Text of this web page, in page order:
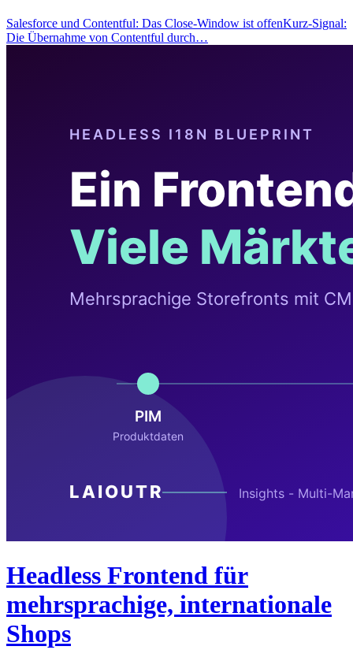
Salesforce und Contentful: Das Close-Window ist offenKurz-Signal:
Die Übernahme von Contentful durch…
Headless Frontend für
mehrsprachige, internationale
Shops